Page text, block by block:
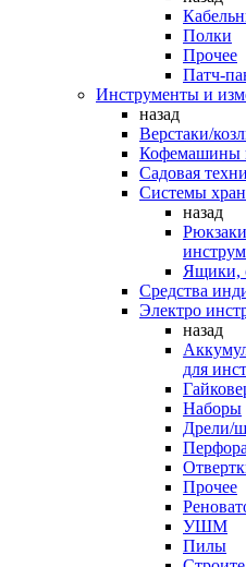
Полки
Прочее
Патч-
Инструменты и
назад
Верстаки/
Кофемашины
Садовая
Системы
назад
Ящики,
Средства
Электро
назад
для
Наборы
Дрели/
Прочее
УШМ
Пилы